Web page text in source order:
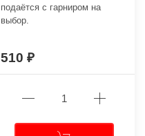
подаётся с гарниром на
выбор.
510